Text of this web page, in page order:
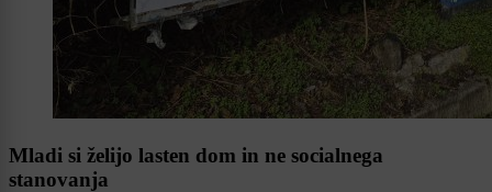
Mladi si želijo lasten dom in ne socialnega
stanovanja